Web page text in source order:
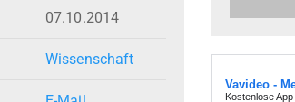
07.10.2014
Wissenschaft